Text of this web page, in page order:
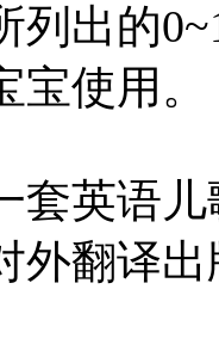
列出的
宝使用。
套英语
外翻译